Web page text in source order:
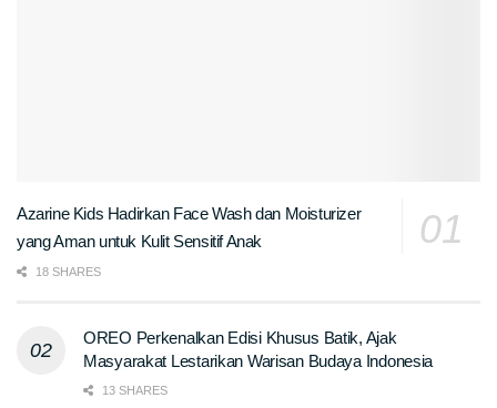
Azarine Kids Hadirkan Face Wash dan Moisturizer
yang Aman untuk Kulit Sensitif Anak
18 SHARES
OREO Perkenalkan Edisi Khusus Batik, Ajak
Masyarakat Lestarikan Warisan Budaya Indonesia
13 SHARES